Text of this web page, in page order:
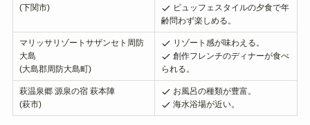
(下関市)
ビュッフェスタイルの夕食で年
齢問わず楽しめる。
マリッサリゾートサザンセト周防
大島
(大島郡周防大島町)
リゾート感が味わえる。
創作フレンチのディナーが食べ
られる。
萩温泉郷 源泉の宿 萩本陣
(萩市)
お風呂の種類が豊富。
海水浴場が近い。